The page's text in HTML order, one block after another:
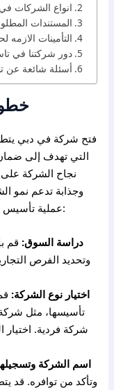
انواع الشركات
المستندات
التأمينات
دور شركتنا في
أسئلة شائعة
فتح شركة في دبي
التي تهدف إلى ضمان
نجاح الشركة على
وجذابة تدعم نمو
عملية تأسيس:
دراسة السوق: قم
وتحديد الفرص
اختيار نوع الشركة:
تأسيسها، مثل
شركة فردية. اختيار
اسم الشركة
وتأكد من توافره. قد